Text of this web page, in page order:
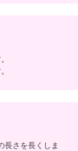
長さを長くしま